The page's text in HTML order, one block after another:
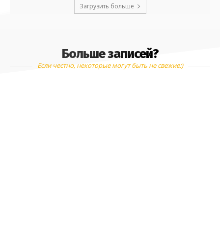
Загрузить больше
Больше записей?
Если честно, некоторые могут быть не свежие:)